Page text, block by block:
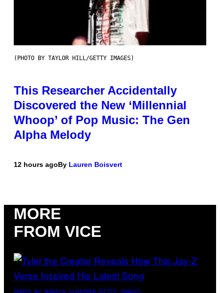
(PHOTO BY TAYLOR HILL/GETTY IMAGES)
This Researcher Accidentally
Discovered the New ‘Millennial
Whoop’ of Pop Music: The Gen
Alpha Melody
12 hours agoBy Lauren Boisvert
MORE
FROM VICE